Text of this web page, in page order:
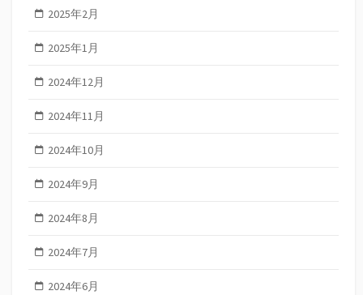
2025年2月
2025年1月
2024年12月
2024年11月
2024年10月
2024年9月
2024年8月
2024年7月
2024年6月